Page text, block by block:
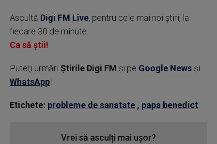
Ascultă Digi FM Live, pentru cele mai noi știri, la
fiecare 30 de minute.
Ca să știi!
Puteţi urmări Știrile Digi FM şi pe Google News şi
WhatsApp!
Etichete: probleme de sanatate , papa benedict
Vrei să asculți mai ușor?